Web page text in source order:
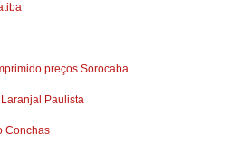
preços Sorocaba
Paulista
Conchas